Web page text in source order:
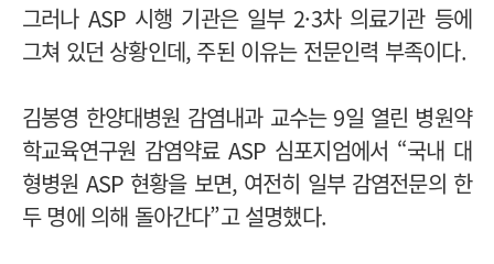
그러나 ASP 시행 기관은 일부 2·3차 의료기관 등에
그쳐 있던 상황인데, 주된 이유는 전문인력 부족이다.
김봉영 한양대병원 감염내과 교수는 9일 열린 병원약
학교육연구원 감염약료 ASP 심포지엄에서 “국내 대
형병원 ASP 현황을 보면, 여전히 일부 감염전문의 한
두 명에 의해 돌아간다”고 설명했다.